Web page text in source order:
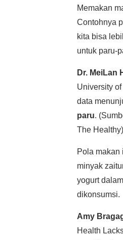
Memakan
Contohnya
kita bisa
untuk paru-
Dr. MeiLan
University
data
paru.
The Healthy)
Pola makan
minyak
yogurt
dikonsumsi.
Amy
Health